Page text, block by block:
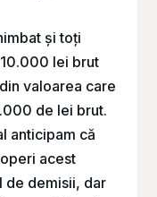
și toți
lei brut
valoarea care
de lei brut.
anticipam că
acest
de demisii, dar